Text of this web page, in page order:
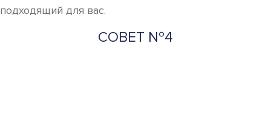
подходящий для вас.
СОВЕТ №4